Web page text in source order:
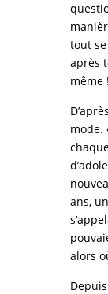
tout
après
même
mode.
ans,
alors